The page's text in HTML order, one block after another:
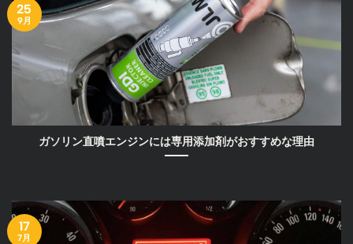
ガソリン直噴エンジンには専用添加剤がおすすめな理由
25
9月
17
7月